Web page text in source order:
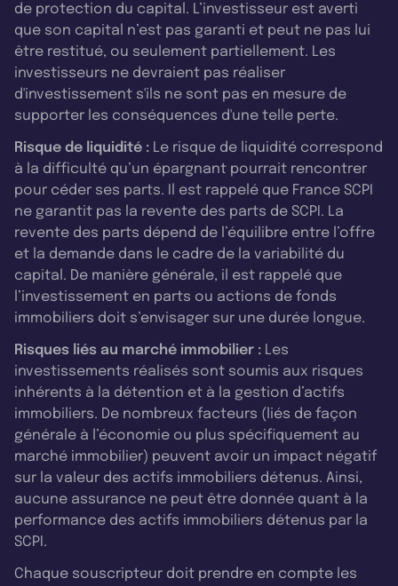
de protection du capital. L’investisseur est averti
que son capital n’est pas garanti et peut ne pas lui
être restitué, ou seulement partiellement. Les
investisseurs ne devraient pas réaliser
d'investissement s'ils ne sont pas en mesure de
supporter les conséquences d'une telle perte.
Risque de liquidité : Le risque de liquidité correspond
à la difficulté qu’un épargnant pourrait rencontrer
pour céder ses parts. Il est rappelé que France SCPI
ne garantit pas la revente des parts de SCPI. La
revente des parts dépend de l’équilibre entre l’offre
et la demande dans le cadre de la variabilité du
capital. De manière générale, il est rappelé que
l’investissement en parts ou actions de fonds
immobiliers doit s’envisager sur une durée longue.
Risques liés au marché immobilier : Les
investissements réalisés sont soumis aux risques
inhérents à la détention et à la gestion d’actifs
immobiliers. De nombreux facteurs (liés de façon
générale à l’économie ou plus spécifiquement au
marché immobilier) peuvent avoir un impact négatif
sur la valeur des actifs immobiliers détenus. Ainsi,
aucune assurance ne peut être donnée quant à la
performance des actifs immobiliers détenus par la
SCPI.
Chaque souscripteur doit prendre en compte les